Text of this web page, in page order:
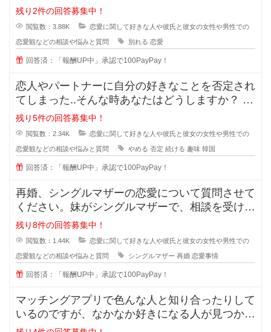
ている時のことを周囲に平気
残り2件の回答募集中！
閲覧数：3.88K 恋愛に関して好きな人や彼氏と彼女の女性や男性での
恋愛観などの相談や悩みと質問 別れる 恋愛
回答済：「報酬UP中」承認で100PayPay！
恋人やパートナーに自分の好きなことを否定され
てしまった..そんな時あなたはどうしますか？ 私
は元々韓国が好きで、韓
残り5件の回答募集中！
閲覧数：2.34K 恋愛に関して好きな人や彼氏と彼女の女性や男性での
恋愛観などの相談や悩みと質問 やめる 否定 続ける 趣味 韓国
回答済：「報酬UP中」承認で100PayPay！
再婚、シングルマザーの恋愛について質問させて
ください。妹がシングルマザーで、相談を受けた
のですが私も悩んでおり、皆さんの
残り8件の回答募集中！
閲覧数：1.44K 恋愛に関して好きな人や彼氏と彼女の女性や男性での
恋愛観などの相談や悩みと質問 シングルマザー 再婚 恋愛事情
回答済：「報酬UP中」承認で100PayPay！
マッチングアプリで色んな人と知り合ったりして
いるのですが、なかなか好きになる人が見つかり
ません。 好きになる人って